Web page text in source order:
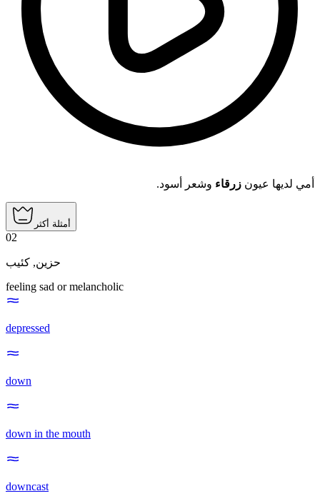
أمي لديها عيون زرقاء وشعر أسود.
أمثلة أكثر
02
حزين, كئيب
feeling sad or melancholic
depressed
down
down in the mouth
downcast